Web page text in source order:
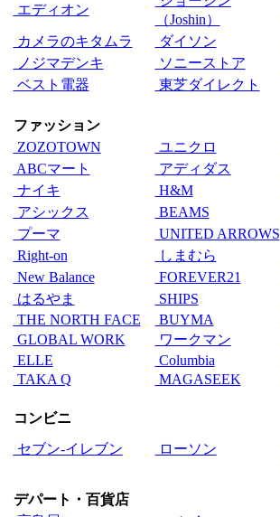
エディオン
（Joshin）
カメラのキタムラ ダイソン
ノジマデンキ
ソニーストア
ベスト電器
東芝ダイレクト
ファッション
ZOZOTOWN
ユニクロ
ABCマート
アディダス
ナイキ
H&M
アシックス
BEAMS
プーマ
UNITED ARROWS
Right-on
しまむら
New Balance
FOREVER21
はるやま
SHIPS
THE NORTH FACE
BUYMA
GLOBAL WORK
ワークマン
ELLE
Columbia
TAKA Q
MAGASEEK
コンビニ
セブン‐イレブン
ローソン
デパート・百貨店